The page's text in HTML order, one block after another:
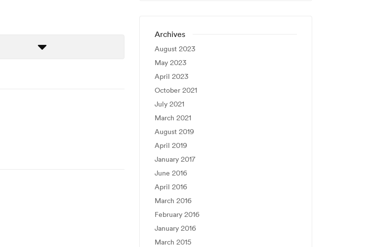
Archives
August 2023
May 2023
April 2023
October 2021
July 2021
March 2021
August 2019
April 2019
January 2017
June 2016
April 2016
March 2016
February 2016
January 2016
March 2015